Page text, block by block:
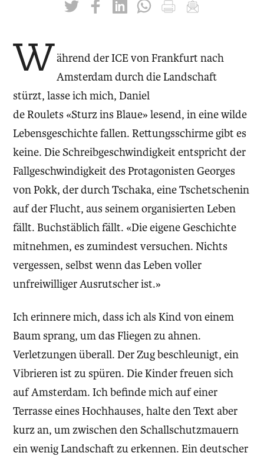
twittern liken teilen teilen drucken
W ährend der ICE von Frankfurt nach
Amsterdam durch die Landschaft
stürzt, lasse ich mich, Daniel
de Roulets «Sturz ins Blaue» lesend, in eine wilde
Lebensgeschichte fallen. Rettungsschirme gibt es
keine. Die Schreibgeschwindigkeit entspricht der
Fallgeschwindigkeit des Protagonisten Georges
von Pokk, der durch Tschaka, eine Tschetschenin
auf der Flucht, aus seinem organisierten Leben
fällt. Buchstäblich fällt. «Die eigene Geschichte
mitnehmen, es zumindest versuchen. Nichts
vergessen, selbst wenn das Leben voller
unfreiwilliger Ausrutscher ist.»
Ich erinnere mich, dass ich als Kind von einem
Baum sprang, um das Fliegen zu ahnen.
Verletzungen überall. Der Zug beschleunigt, ein
Vibrieren ist zu spüren. Die Kinder freuen sich
auf Amsterdam. Ich befinde mich auf einer
Terrasse eines Hochhauses, halte den Text aber
kurz an, um zwischen den Schallschutzmauern
ein wenig Landschaft zu erkennen. Ein deutscher